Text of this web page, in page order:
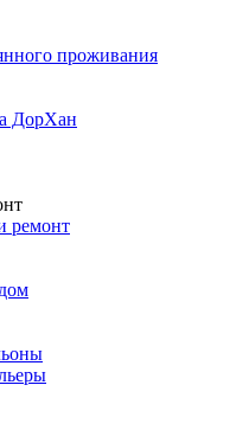
проживания
ДорХан
ремонт